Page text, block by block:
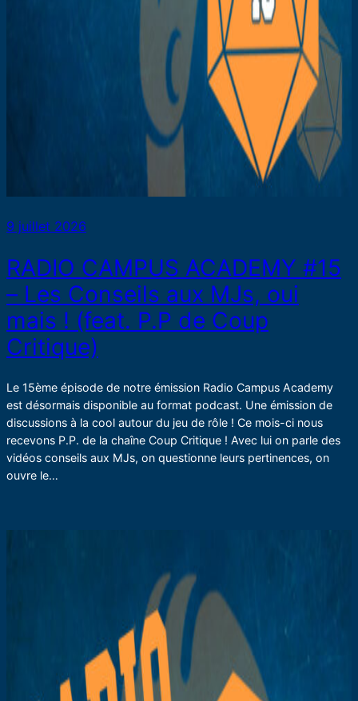
9 juillet 2026
RADIO CAMPUS ACADEMY #15
– Les Conseils aux MJs, oui
mais ! (feat. P.P de Coup
Critique)
Le 15ème épisode de notre émission Radio Campus Academy
est désormais disponible au format podcast. Une émission de
discussions à la cool autour du jeu de rôle ! Ce mois-ci nous
recevons P.P. de la chaîne Coup Critique ! Avec lui on parle des
vidéos conseils aux MJs, on questionne leurs pertinences, on
ouvre le…